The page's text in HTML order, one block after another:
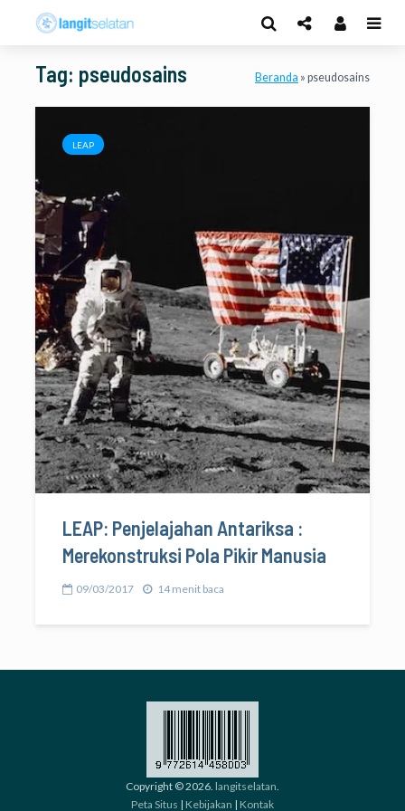
Tag: pseudosains Beranda » pseudosains
LEAP
LEAP: Penjelajahan Antariksa :
Merekonstruksi Pola Pikir Manusia
09/03/2017 14 menit baca
Copyright © 2026. langitselatan
Peta Situs | Kebijakan | Kontak